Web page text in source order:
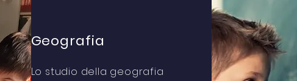
Geografia
Lo studio della geografia